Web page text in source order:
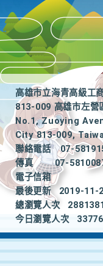
高雄市立海青高級工
813-009 高雄市左營
No.1, Zuoying
City 813-009,
聯絡電話
07-
傳真
07-
電子信箱
最後更新
2019-11-
總瀏覽人次
今日瀏覽人次
33776